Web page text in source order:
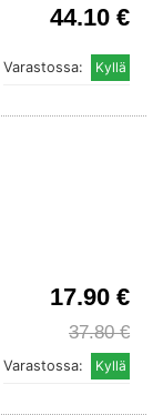
44.10 €
Varastossa:
17.90 €
37.80 €
Varastossa: